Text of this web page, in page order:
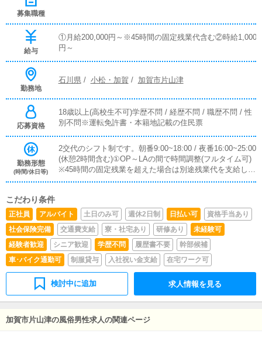
募集職種
給与
①月給200,000円～※45時間の固定残業代含む②時給1,000
円～
勤務地
石川県/ 小松・加賀 / 加賀市片山津
応募資格
18歳以上(高校生不可)学歴不問 / 経歴不問 / 職歴不問 / 性
別不問※運転免許書・本籍地記載の住民票
勤務形態
(時間/休日等)
2交代のシフト制です。朝番9:00~18:00 / 夜番16:00~25:00
(休憩2時間含む)①OP～LAの間で時間調整(フルタイム可)
※45時間の固定残業を超えた場合は別途残業代を支給しま
す。②朝番or夜番(8時間)③上記以外でもシフト調整可能
こだわり条件
正社員 アルバイト 土日のみ可 週休2日制 日払い可
資格手当あり
社会保険完備
交通費支給 寮・社宅あり 研修あり
未経験可
経験者歓迎
シニア歓迎 学歴不問 履歴書不要
幹部候補
車･バイク通勤可
制服貸与 入社祝い金支給 在宅ワーク可
検討中に追加 求人情報を見る
加賀市片山津の風俗男性求人の関連ページ